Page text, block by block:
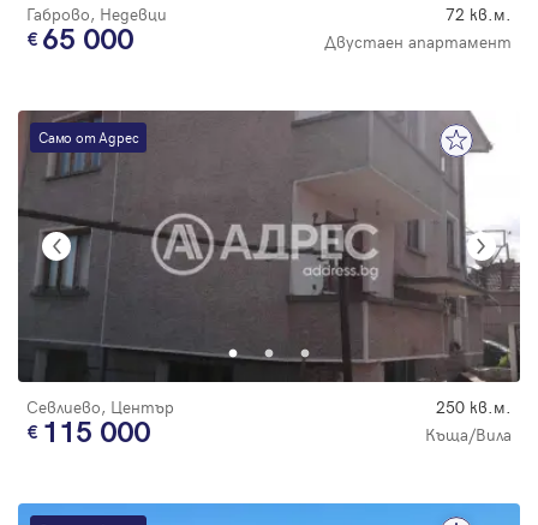
Габрово, Недевци 72 кв.м.
65 000 Двустаен апартамент
Само от Адрес
Севлиево, Център 250 кв.м.
115 000 Къща/Вила